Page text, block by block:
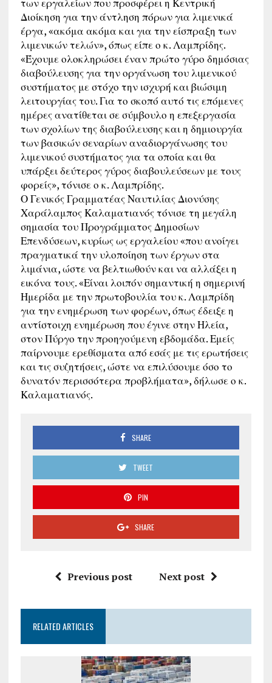
Διοίκηση για την άντληση πόρων για λιμενικά
έργα, «ακόμα ακόμα και για την είσπραξη των
λιμενικών τελών», όπως είπε ο κ. Λαμπρίδης.
«Έχουμε ολοκληρώσει έναν πρώτο γύρο δημόσιας
διαβούλευσης για την οργάνωση του λιμενικού
συστήματος με στόχο την ισχυρή και βιώσιμη
λειτουργίας του. Για το σκοπό αυτό τις επόμενες
ημέρες ανατίθεται σε σύμβουλο η επεξεργασία
των σχολίων της διαβούλευσης και η δημιουργία
των βασικών σεναρίων αναδιοργάνωσης του
λιμενικού συστήματος για τα οποία και θα
υπάρξει δεύτερος γύρος διαβουλεύσεων με τους
φορείς», τόνισε ο κ. Λαμπρίδης.
Ο Γενικός Γραμματέας Ναυτιλίας Διονύσης
Χαράλαμπος Καλαματιανός τόνισε τη μεγάλη
σημασία του Προγράμματος Δημοσίων
Επενδύσεων, κυρίως ως εργαλείου «που ανοίγει
πραγματικά την υλοποίηση των έργων στα
λιμάνια, ώστε να βελτιωθούν και να αλλάξει η
εικόνα τους. «Είναι λοιπόν σημαντική η σημερινή
Ημερίδα με την πρωτοβουλία του κ. Λαμπρίδη
για την ενημέρωση των φορέων, όπως έδειξε η
αντίστοιχη ενημέρωση που έγινε στην Ηλεία,
στον Πύργο την προηγούμενη εβδομάδα. Εμείς
παίρνουμε ερεθίσματα από εσάς με τις ερωτήσεις
και τις συζητήσεις, ώστε να επιλύσουμε όσο το
δυνατόν περισσότερα προβλήματα», δήλωσε ο κ.
Καλαματιανός.
SHARE
TWEET
PIN
SHARE
Previous post Next post
RELATED ARTICLES